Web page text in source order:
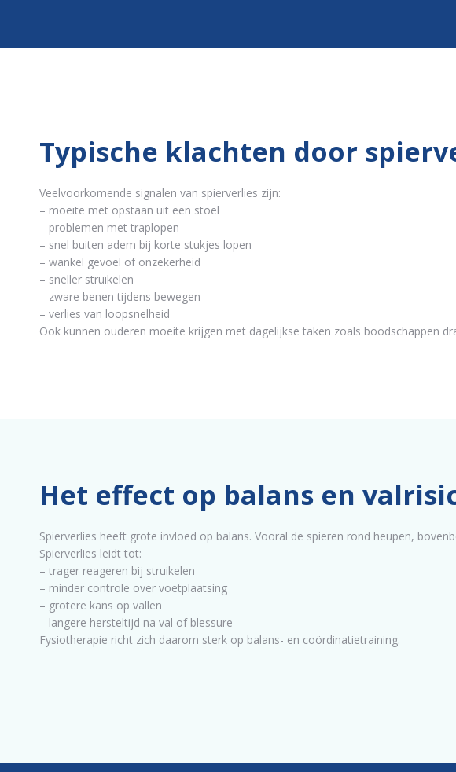
Typische klachten door
Veelvoorkomende signalen van spierverlies zijn:
– moeite met opstaan uit een stoel
– problemen met traplopen
– snel buiten adem bij korte stukjes lopen
– wankel gevoel of onzekerheid
– sneller struikelen
– zware benen tijdens bewegen
– verlies van loopsnelheid
Ook kunnen ouderen moeite krijgen met dagelijkse taken zoals boodschappen
Het effect op balans en
Spierverlies heeft grote invloed op balans. Vooral de spieren rond heupen,
Spierverlies leidt tot:
– trager reageren bij struikelen
– minder controle over voetplaatsing
– grotere kans op vallen
– langere hersteltijd na val of blessure
Fysiotherapie richt zich daarom sterk op balans- en coördinatietraining.